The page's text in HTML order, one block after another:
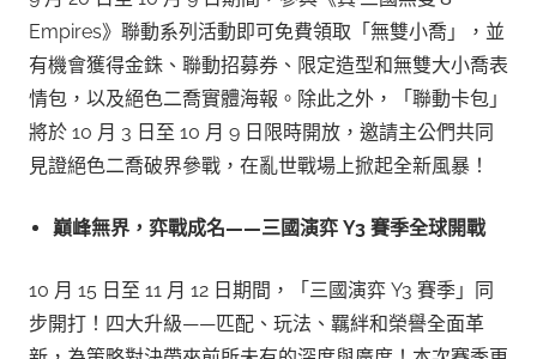
Empires》聯動系列活動即可免費領取「無雙小喬」，並
有機會獲得金銖、聯動招募券、限定造型和無雙大小喬表
情包，以及絕色二喬實體海報。除此之外，「聯動卡包」
將於 10 月 3 日至 10 月 9 日限時開放，邀請主公們共同
見證絕色二喬破界參戰，在亂世戰場上掀起全新風暴！
巔峰無界，弈戰成名——三國演弈 Y3 賽季全球開戰
10 月 15 日至 11 月 12 日期間，「三國演弈 Y3 賽季」同
步開打！四大升級——匹配、玩法、羈絆和榮譽全面革